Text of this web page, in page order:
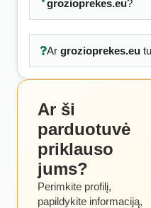
grozioprekes.eu?
Ar grozioprekes.eu
Ar ši
parduotuvė
priklauso
jums?
Perimkite profilį,
papildykite informaciją,